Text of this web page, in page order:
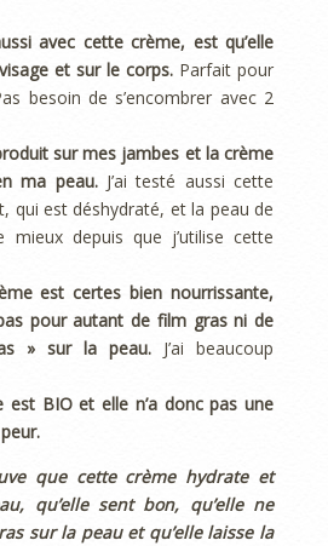
avec cette crème, est qu’elle
et sur le corps. Parfait pour
besoin de s’encombrer avec 2
sur mes jambes et la crème
ma peau.J’ai testé aussi cette
qui est déshydraté, et la peau de
depuis que j’utilise cette
est certes bien nourrissante,
pour autant de film gras ni de
» sur la peau. J’ai beaucoup
est BIO et elle n’a donc pas une
que cette crème hydrate et
qu’elle sent bon, qu’elle ne
sur la peau et qu’elle laisse la